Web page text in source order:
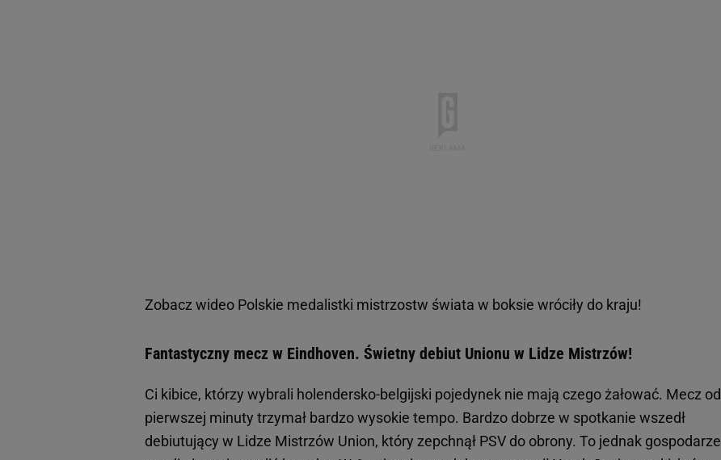
Zobacz wideo Polskie medalistki mistrzostw świata w boksie wróciły do kraju!
Fantastyczny mecz w Eindhoven. Świetny debiut Unionu w Lidze Mistrzów!
Ci kibice, którzy wybrali holendersko-belgijski pojedynek nie mają czego żałować. Mecz od
pierwszej minuty trzymał bardzo wysokie tempo. Bardzo dobrze w spotkanie wszedł
debiutujący w Lidze Mistrzów Union, który zepchnął PSV do obrony. To jednak gospodarze